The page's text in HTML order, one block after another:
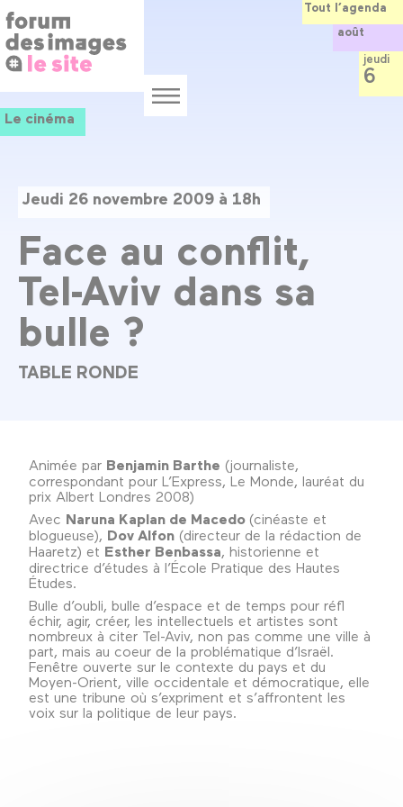
au
contenu
principal
Menu
Le cinéma
Jeudi 26 novembre 2009 à 18h
Face au conflit,
Tel-Aviv dans sa
bulle ?
TABLE RONDE
Animée par Benjamin Barthe (journaliste,
correspondant pour L’Express, Le Monde, lauréat du
prix Albert Londres 2008)
Avec Naruna Kaplan de Macedo (cinéaste et
blogueuse), Dov Alfon (directeur de la rédaction de
Haaretz) et Esther Benbassa , historienne et
directrice d’études à l’École Pratique des Hautes
Études.
Bulle d’oubli, bulle d’espace et de temps pour réfl
échir, agir, créer, les intellectuels et artistes sont
nombreux à citer Tel-Aviv, non pas comme une ville à
part, mais au coeur de la problématique d’Israël.
Fenêtre ouverte sur le contexte du pays et du
Moyen-Orient, ville occidentale et démocratique, elle
est une tribune où s’expriment et s’affrontent les
voix sur la politique de leur pays.
Tout l’agenda
août
jeudi
6